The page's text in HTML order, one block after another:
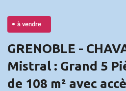
à vendre
GRENOBLE -
Mistral : Grand 5
de 108 m² avec